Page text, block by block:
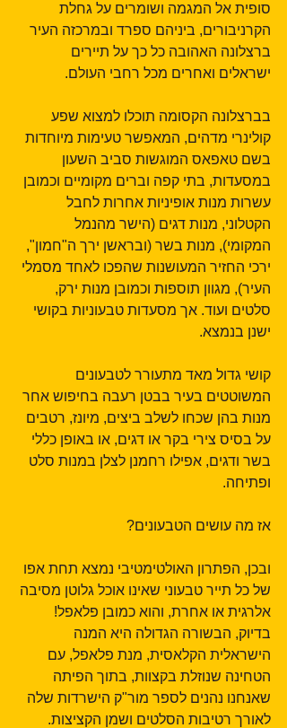
סופית אל המגמה ושומרים על גחלת
הקרניבורים, ביניהם ספרד ובמרכזה העיר
ברצלונה האהובה כל כך על תיירים
ישראלים ואחרים מכל רחבי העולם.
בברצלונה הקסומה תוכלו למצוא שפע
קולינרי מדהים, המאפשר טעימות מיוחדות
בשם טאפאס המוגשות סביב השעון
במסעדות, בתי קפה וברים מקומיים וכמובן
עשרות מנות אופיניות אחרות לחבל
הקטלוני, מנות דגים (הישר מהנמל
המקומי), מנות בשר (ובראשן ירך ה"חמון",
ירכי החזיר המעושנות שהפכו לאחד מסמלי
העיר), מגוון תוספות וכמובן מנות ירק,
סלטים ועוד. אך מסעדות טבעוניות בקושי
ישנן בנמצא.
קושי גדול מאד מתעורר לטבעונים
המשוטטים בעיר בבטן רעבה בחיפוש אחר
מנות בהן שכחו לשלב ביצים, מיונז, רטבים
על בסיס צירי בקר או דגים, או באופן כללי
בשר ודגים, אפילו רחמנן לצלן במנות סלט
ופתיחה.
אז מה עושים הטבעונים?
ובכן, הפתרון האולטימטיבי נמצא תחת אפו
של כל תייר טבעוני שאינו אוכל גלוטן מסיבה
אלרגית או אחרת, והוא כמובן פלאפל!
בדיוק, הבשורה הגדולה היא המנה
הישראלית הקלאסית, מנת פלאפל, עם
הטחינה שנוזלת בקצוות, בתוך הפיתה
שאנחנו נהנים לספר מור"ק הישרדות שלה
לאורך רטיבות הסלטים ושמן הקציצות.